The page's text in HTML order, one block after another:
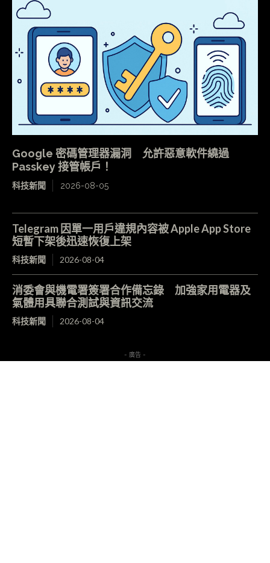
Google 密碼管理器漏洞 允許惡意軟件繞過
Passkey 接管帳戶！
科技新聞 2026-08-05
Telegram 因單一用戶違規內容被 Apple App Store
短暫下架後迅速恢復上架
科技新聞 2026-08-04
消委會與機電署簽署合作備忘錄 加強家用電器及
氣體用具聯合測試與資訊交流
科技新聞 2026-08-04
- 廣告 -